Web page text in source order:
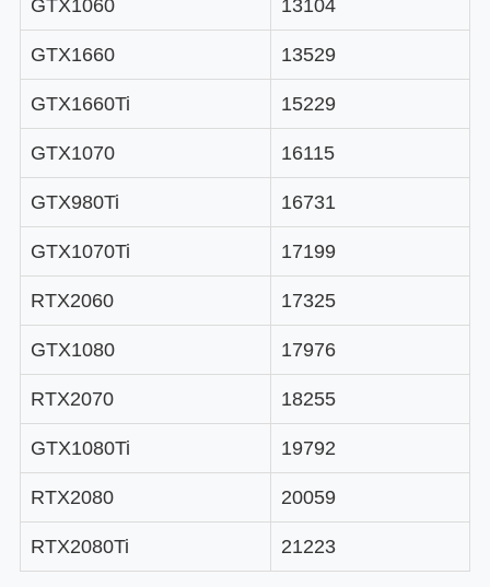
GTX1060 13104
GTX1660 13529
GTX1660Ti 15229
GTX1070 16115
GTX980Ti 16731
GTX1070Ti 17199
RTX2060 17325
GTX1080 17976
RTX2070 18255
GTX1080Ti 19792
RTX2080 20059
RTX2080Ti 21223